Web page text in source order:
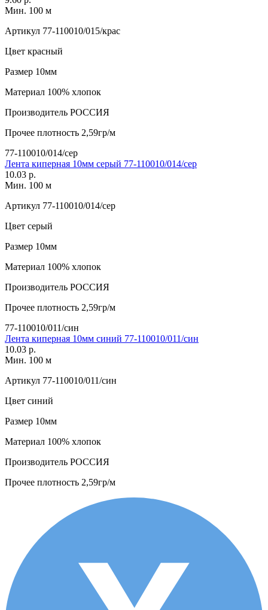
Мин. 100 м
Артикул 77-110010/015/крас
Цвет красный
Размер 10мм
Материал 100% хлопок
Производитель РОССИЯ
Прочее плотность 2,59гр/м
77-110010/014/сер
Лента киперная 10мм серый 77-110010/014/сер
10.03 р.
Мин. 100 м
Артикул 77-110010/014/сер
Цвет серый
Размер 10мм
Материал 100% хлопок
Производитель РОССИЯ
Прочее плотность 2,59гр/м
77-110010/011/син
Лента киперная 10мм синий 77-110010/011/син
10.03 р.
Мин. 100 м
Артикул 77-110010/011/син
Цвет синий
Размер 10мм
Материал 100% хлопок
Производитель РОССИЯ
Прочее плотность 2,59гр/м